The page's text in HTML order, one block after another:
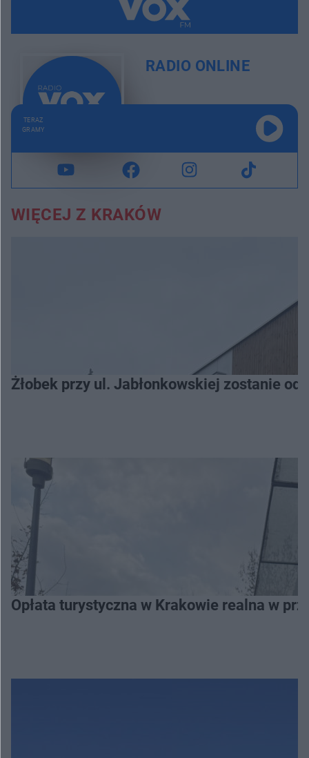
RADIO ONLINE
TERAZ
GRAMY
WIĘCEJ Z KRAKÓW
Żłobek przy ul. Jabłonkowskiej zostanie
Opłata turystyczna w Krakowie realna w